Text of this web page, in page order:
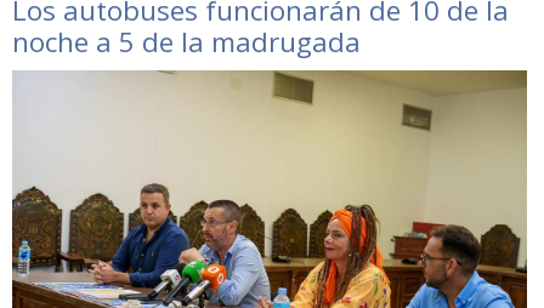
Los autobuses funcionarán de 10 de la
noche a 5 de la madrugada